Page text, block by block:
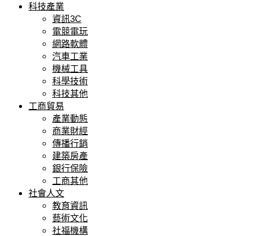
科技產業
資訊3C
電競電玩
網路軟體
汽車工業
機械工具
科學技術
科技其他
工商貿易
產業動態
商業財經
傳播行銷
建築房產
銀行保險
工商其他
社會人文
教育資訊
藝術文化
社福機構